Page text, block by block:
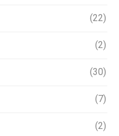
(22)
(2)
(30)
(7)
(2)